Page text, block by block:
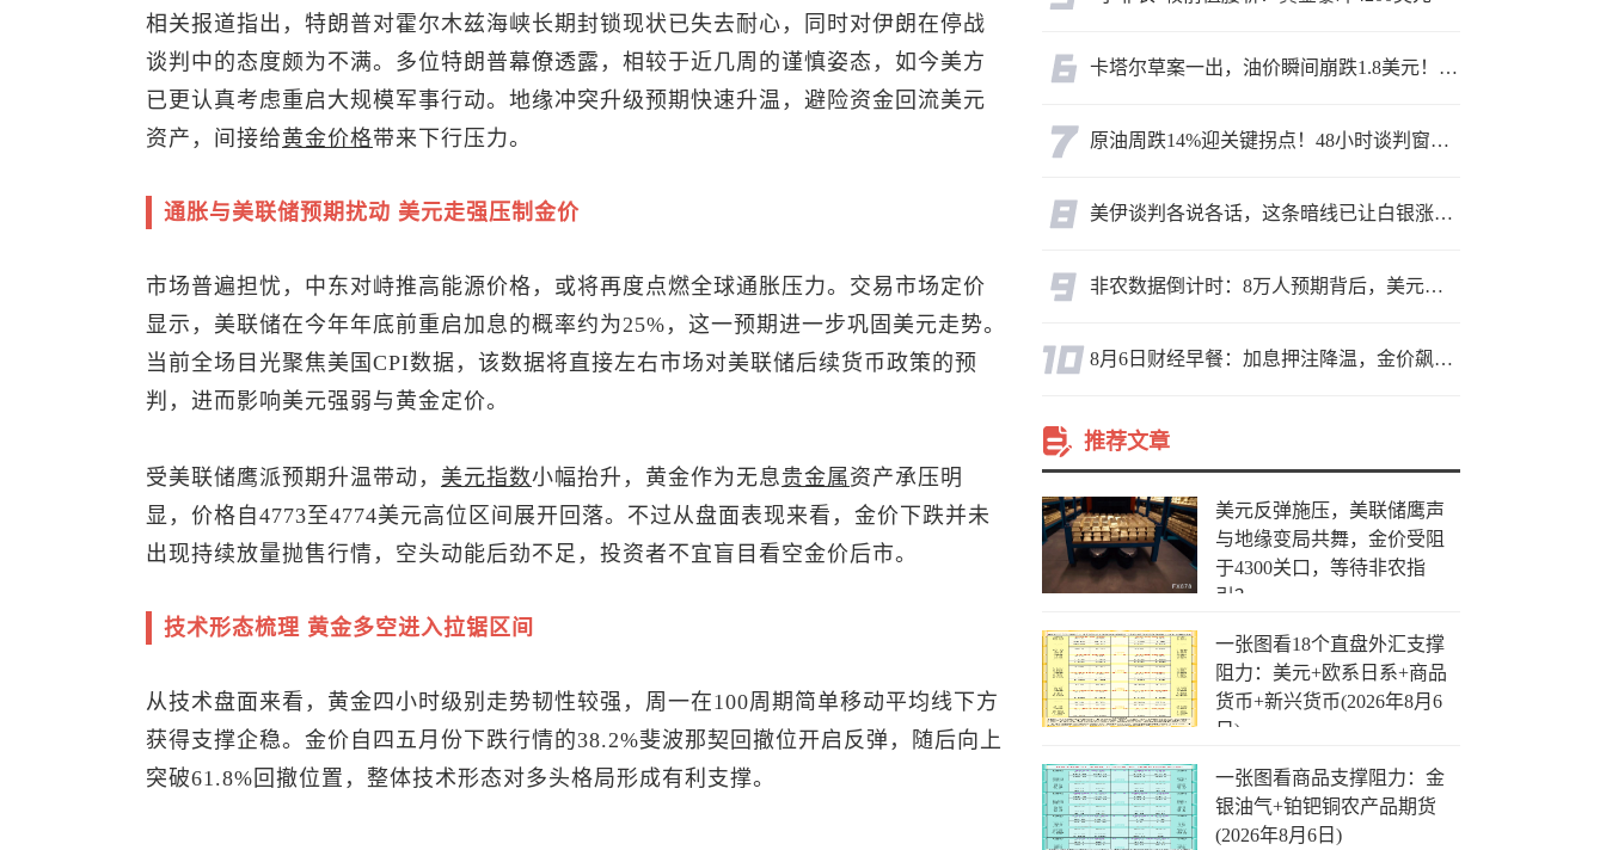
相关报道指出，特朗普对霍尔木兹海峡长期封锁现状已失去耐心，同时对伊朗在停战
谈判中的态度颇为不满。多位特朗普幕僚透露，相较于近几周的谨慎姿态，如今美方
已更认真考虑重启大规模军事行动。地缘冲突升级预期快速升温，避险资金回流美元
资产，间接给黄金价格带来下行压力。
通胀与美联储预期扰动 美元走强压制金价
市场普遍担忧，中东对峙推高能源价格，或将再度点燃全球通胀压力。交易市场定价
显示，美联储在今年年底前重启加息的概率约为25%，这一预期进一步巩固美元走势。
当前全场目光聚焦美国CPI数据，该数据将直接左右市场对美联储后续货币政策的预
判，进而影响美元强弱与黄金定价。
受美联储鹰派预期升温带动， 美元指数小幅抬升，黄金作为无息贵金属资产承压明
显，价格自4773至4774美元高位区间展开回落。不过从盘面表现来看，金价下跌并未
出现持续放量抛售行情，空头动能后劲不足，投资者不宜盲目看空金价后市。
技术形态梳理 黄金多空进入拉锯区间
从技术盘面来看，黄金四小时级别走势韧性较强，周一在100周期简单移动平均线下方
获得支撑企稳。金价自四五月份下跌行情的38.2%斐波那契回撤位开启反弹，随后向上
突破61.8%回撤位置，整体技术形态对多头格局形成有利支撑。
卡塔尔草案一出，油价瞬间崩跌1.8美元！海峡真要通了？
原油周跌14%迎关键拐点！48小时谈判窗口，暗藏行情变数
美伊谈判各说各话，这条暗线已让白银涨疯了
非农数据倒计时：8万人预期背后，美元方向面临重新选择
8月6日财经早餐：加息押注降温，金价飙升至近两个月高位，地缘缓和预期，美油75关口拉锯
推荐文章
美元反弹施压，美联储鹰声
与地缘变局共舞，金价受阻
于4300关口，等待非农指
引？
一张图看18个直盘外汇支撑
阻力：美元+欧系日系+商品
货币+新兴货币(2026年8月6
日)
一张图看商品支撑阻力：金
银油气+铂钯铜农产品期货
(2026年8月6日)